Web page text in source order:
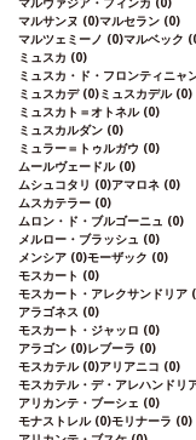
マルサンヌ (0)マルセラン (0)
マルツェミーノ (0)マルベック
ミュスカ (0)
ミュスカ・ド・フロンティニャ
ミュスカデ (0)ミュスカデル (0)
ミュスカト＝オトネル (0)
ミュスカルダン (0)
ミュラー＝トゥルガウ (0)
ムールヴェードル (0)
ムシュコタリ (0)アマロネ (0)
ムスカテラー (0)
ムロン・ド・ブルゴーニュ (0)
メルロー・ブラッシュ (0)
メンシア (0)モーザック (0)
モスカート (0)
モスカート・アレクサンドリア
アラゴネス (0)
モスカート・ジャッロ (0)
アラゴン (0)レブーラ (0)
モスカテル (0)アリアニコ (0)
モスカテル・デ・アレハンドリ
アリカンテ・ブーシェ (0)
モナストレル (0)モリナーラ (0)